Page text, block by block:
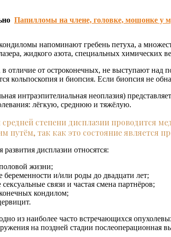
Папилломы на члене, головке, мошонке у
напоминают гребень петуха, а
жидкого азота, специальных химических
отличие от остроконечных, не выступают над
кольпоскопия и биопсия. Если биопсия не
интраэпителиальная неоплазия)
лёгкую, среднюю и тяжёлую.
степени дисплазии проводится
путём, так как это состояние является
дисплазии относятся:
жизни;
беременности и/или роды до двадцати лет;
связи и частая смена партнёров;
кондилом;
из наиболее часто встречающихся
на поздней стадии послеоперационная